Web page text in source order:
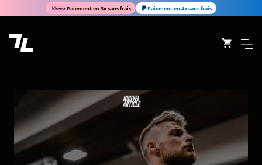
Paiement en 3x sans frais Paiement en 4x sans frais